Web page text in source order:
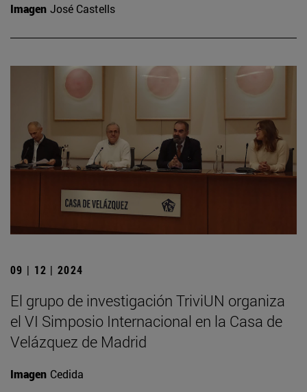
Imagen José Castells
09 | 12 | 2024
El grupo de investigación TriviUN organiza
el VI Simposio Internacional en la Casa de
Velázquez de Madrid
Imagen Cedida